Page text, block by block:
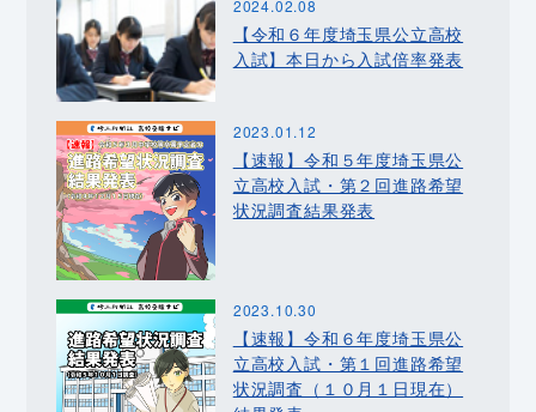
2024.02.08
【令和６年度埼玉県公立高校
入試】本日から入試倍率発表
2023.01.12
【速報】令和５年度埼玉県公
立高校入試・第２回進路希望
状況調査結果発表
2023.10.30
【速報】令和６年度埼玉県公
立高校入試・第１回進路希望
状況調査（１０月１日現在）